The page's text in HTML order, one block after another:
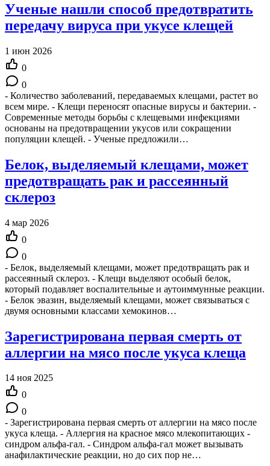
Ученые нашли способ предотвратить
передачу вируса при укусе клещей
1 июн 2026
0
0
- Количество заболеваний, передаваемых клещами, растет во
всем мире. - Клещи переносят опасные вирусы и бактерии. -
Современные методы борьбы с клещевыми инфекциями
основаны на предотвращении укусов или сокращении
популяции клещей. - Ученые предложили…
Белок, выделяемый клещами, может
предотвращать рак и рассеянный
склероз
4 мар 2026
0
0
- Белок, выделяемый клещами, может предотвращать рак и
рассеянный склероз. - Клещи выделяют особый белок,
который подавляет воспалительные и аутоиммунные реакции.
- Белок эвазин, выделяемый клещами, может связываться с
двумя основными классами хемокинов…
Зарегистрирована первая смерть от
аллергии на мясо после укуса клеща
14 ноя 2025
0
0
- Зарегистрирована первая смерть от аллергии на мясо после
укуса клеща. - Аллергия на красное мясо млекопитающих -
синдром альфа-гал. - Синдром альфа-гал может вызывать
анафилактические реакции, но до сих пор не…